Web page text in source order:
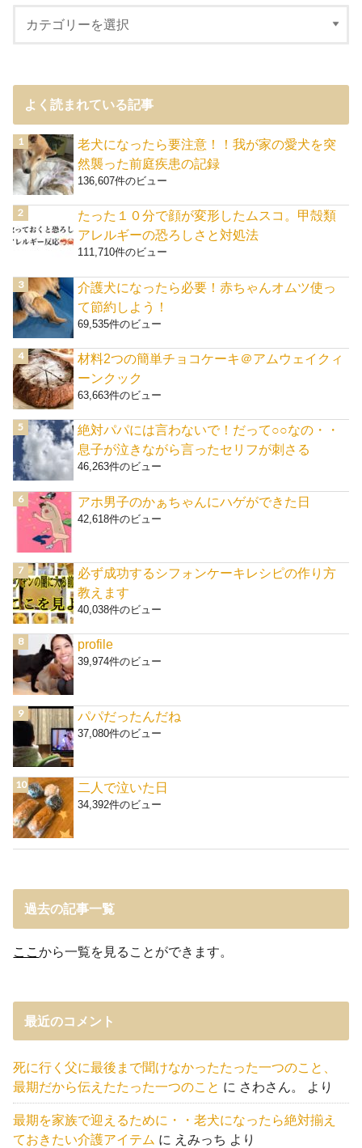
よく読まれている記事
老犬になったら要注意！！我が家の愛犬を突
然襲った前庭疾患の記録
136,607件のビュー
たった１０分で顔が変形したムスコ。甲殻類
アレルギーの恐ろしさと対処法
111,710件のビュー
介護犬になったら必要！赤ちゃんオムツ使っ
て節約しよう！
69,535件のビュー
材料2つの簡単チョコケーキ＠アムウェイクィ
ーンクック
63,663件のビュー
絶対パパには言わないで！だって○○なの・・
息子が泣きながら言ったセリフが刺さる
46,263件のビュー
アホ男子のかぁちゃんにハゲができた日
42,618件のビュー
必ず成功するシフォンケーキレシピの作り方
教えます
40,038件のビュー
profile
39,974件のビュー
パパだったんだね
37,080件のビュー
二人で泣いた日
34,392件のビュー
過去の記事一覧
ここから一覧を見ることができます。
最近のコメント
死に行く父に最後まで聞けなかったたった一つのこと、
最期だから伝えたたった一つのこと に さわさん。 より
最期を家族で迎えるために・・老犬になったら絶対揃え
ておきたい介護アイテム に えみっち より